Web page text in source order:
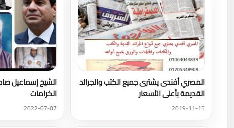
المصري أفندى يشترى جميع الكتب والجرائد
القديمة بأعلى الأسعار
2019-11-15
الشيخ إسماعيل
الكرامات
2022-07-07